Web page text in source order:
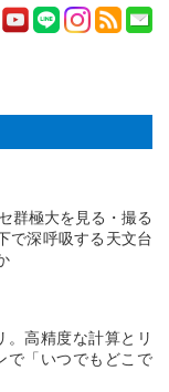
群極大を見る・撮る
で深呼吸する天文台
高精度な計算とリ
で「いつでもどこで